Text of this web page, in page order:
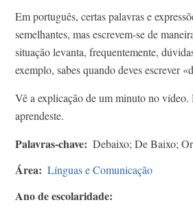
Em português, certas palavras e
semelhantes, mas escrevem-se de
situação levanta, frequentemente,
exemplo, sabes quando deves escrever
Vê a explicação de um minuto no
aprendeste.
Palavras-chave Debaixo; De Baixo;
Área Línguas e Comunicação
Ano de escolaridade